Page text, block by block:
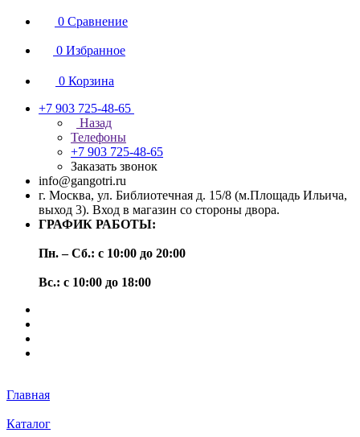
0 Сравнение
0 Избранное
0 Корзина
+7 903 725-48-65
Назад
Телефоны
+7 903 725-48-65
Заказать звонок
info@gangotri.ru
г. Москва, ул. Библиотечная д. 15/8 (м.Площадь Ильича,
выход 3). Вход в магазин со стороны двора.
ГРАФИК РАБОТЫ:
Пн. – Сб.: с 10:00 до 20:00
Вс.: с 10:00 до 18:00
Главная
Каталог